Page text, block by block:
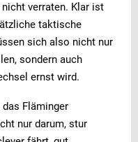
verraten. Klar ist
taktische
sich also nicht nur
sondern auch
ernst wird.
Fläminger
nur darum, stur